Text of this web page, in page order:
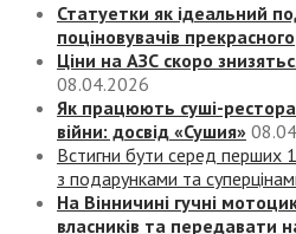
Статуетки як ідеальний
поціновувачів прекрасного
Ціни на АЗС скоро
08.04.2026
Як працюють суші-
війни: досвід «Сушия»
Встигни бути серед перших
з подарунками та
На Вінничині гучні
власників та передавати